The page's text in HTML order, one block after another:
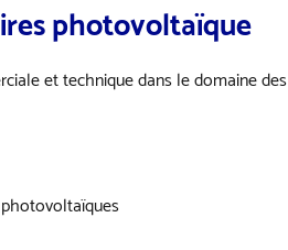
photovoltaïque
et technique dans le domaine